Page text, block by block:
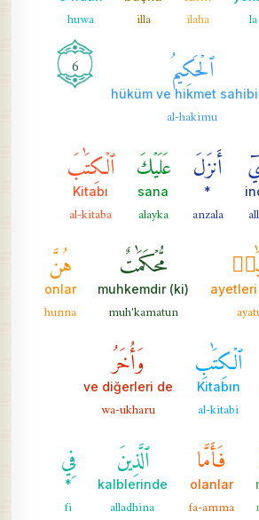
la
ilaha
illa
huwa
ٱلۡحَكِيمُ
hüküm ve hikmet
al-hakimu
6
أَنزَلَ
*
anzala
عَلَيۡكَ
sana
alayka
ٱلۡكِتَٰبَ
Kitabı
al-kitaba
مُّحۡكَمَٰتٌ
muhkemdir (ki)
muh'kamatun
هُنَّ
onlar
hunna
ٱلۡكِتَٰبِ
Kitabın
al-kitabi
وَأُخَرُ
ve diğerleri de
wa-ukharu
فَأَمَّا
olanlar
fa-amma
ٱلَّذِينَ
kalblerinde
alladhina
فِي
*
fi